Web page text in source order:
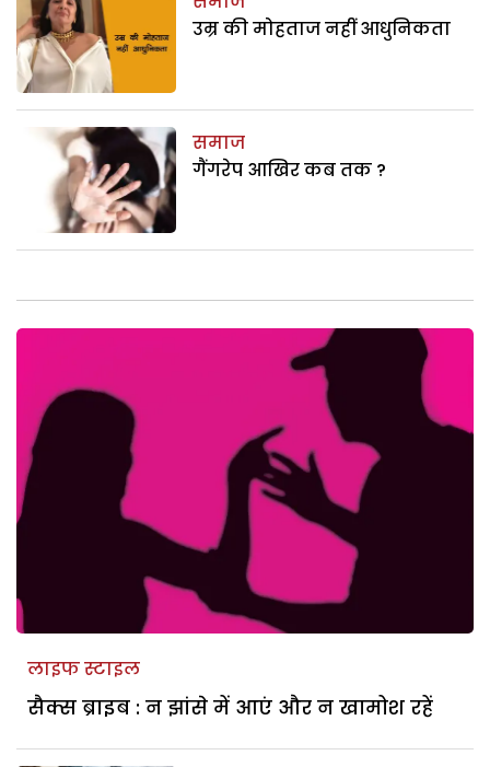
उम्र की मोहताज नहीं आधुनिकता
समाज
गैंगरेप आखिर कब तक ?
लाइफ स्टाइल
सैक्स ब्राइब : न झांसे में आएं और न खामोश रहें